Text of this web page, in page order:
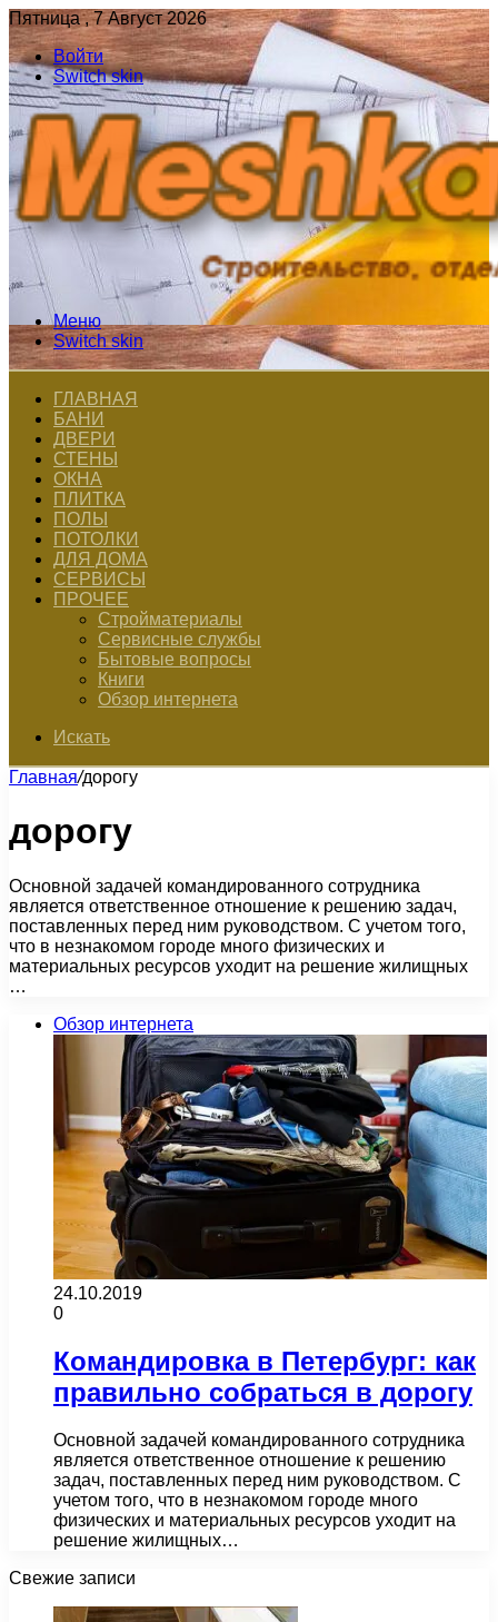
Пятница , 7 Август 2026
Войти
Switch skin
Меню
Switch skin
ГЛАВНАЯ
БАНИ
ДВЕРИ
СТЕНЫ
ОКНА
ПЛИТКА
ПОЛЫ
ПОТОЛКИ
ДЛЯ ДОМА
СЕРВИСЫ
ПРОЧЕЕ
Стройматериалы
Сервисные службы
Бытовые вопросы
Книги
Обзор интернета
Искать
Главная/дорогу
дорогу
Основной задачей командированного сотрудника
является ответственное отношение к решению задач,
поставленных перед ним руководством. С учетом того,
что в незнакомом городе много физических и
материальных ресурсов уходит на решение жилищных
…
Обзор интернета
24.10.2019
0
Командировка в Петербург: как
правильно собраться в дорогу
Основной задачей командированного сотрудника
является ответственное отношение к решению
задач, поставленных перед ним руководством. С
учетом того, что в незнакомом городе много
физических и материальных ресурсов уходит на
решение жилищных…
Свежие записи